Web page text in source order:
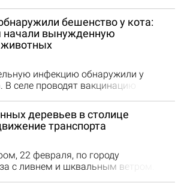
и грозы, которые прогнозировали
последствий непогоды
работников КО "Киевзеленстрой" и
службы КАРС. К работам
более…
бешенство у кота:
начали вынужденную
инфекцию обнаружили у
В селе проводят вакцинацию
в Киевской области. Сейчас в
Борщаговке проводят
случая. Ветеринары
против бешенства
согласно схеме
деревьев в столице
транспорта
22 февраля, по городу
с ливнем и шквальным ветром.